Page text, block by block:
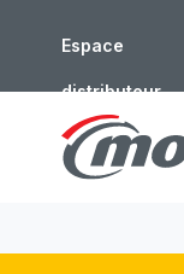
Espace
distributeur